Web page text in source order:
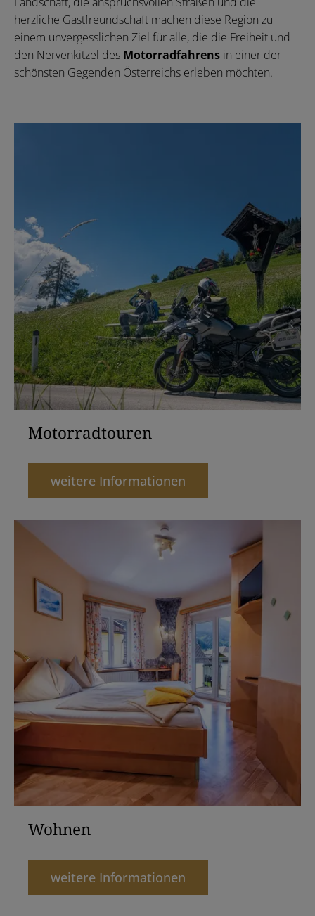
herzliche Gastfreundschaft machen diese Region zu
einem unvergesslichen Ziel für alle, die die Freiheit und
den Nervenkitzel des Motorradfahrens in einer der
schönsten Gegenden Österreichs erleben möchten.
Motorradtouren
weitere Informationen
Wohnen
weitere Informationen